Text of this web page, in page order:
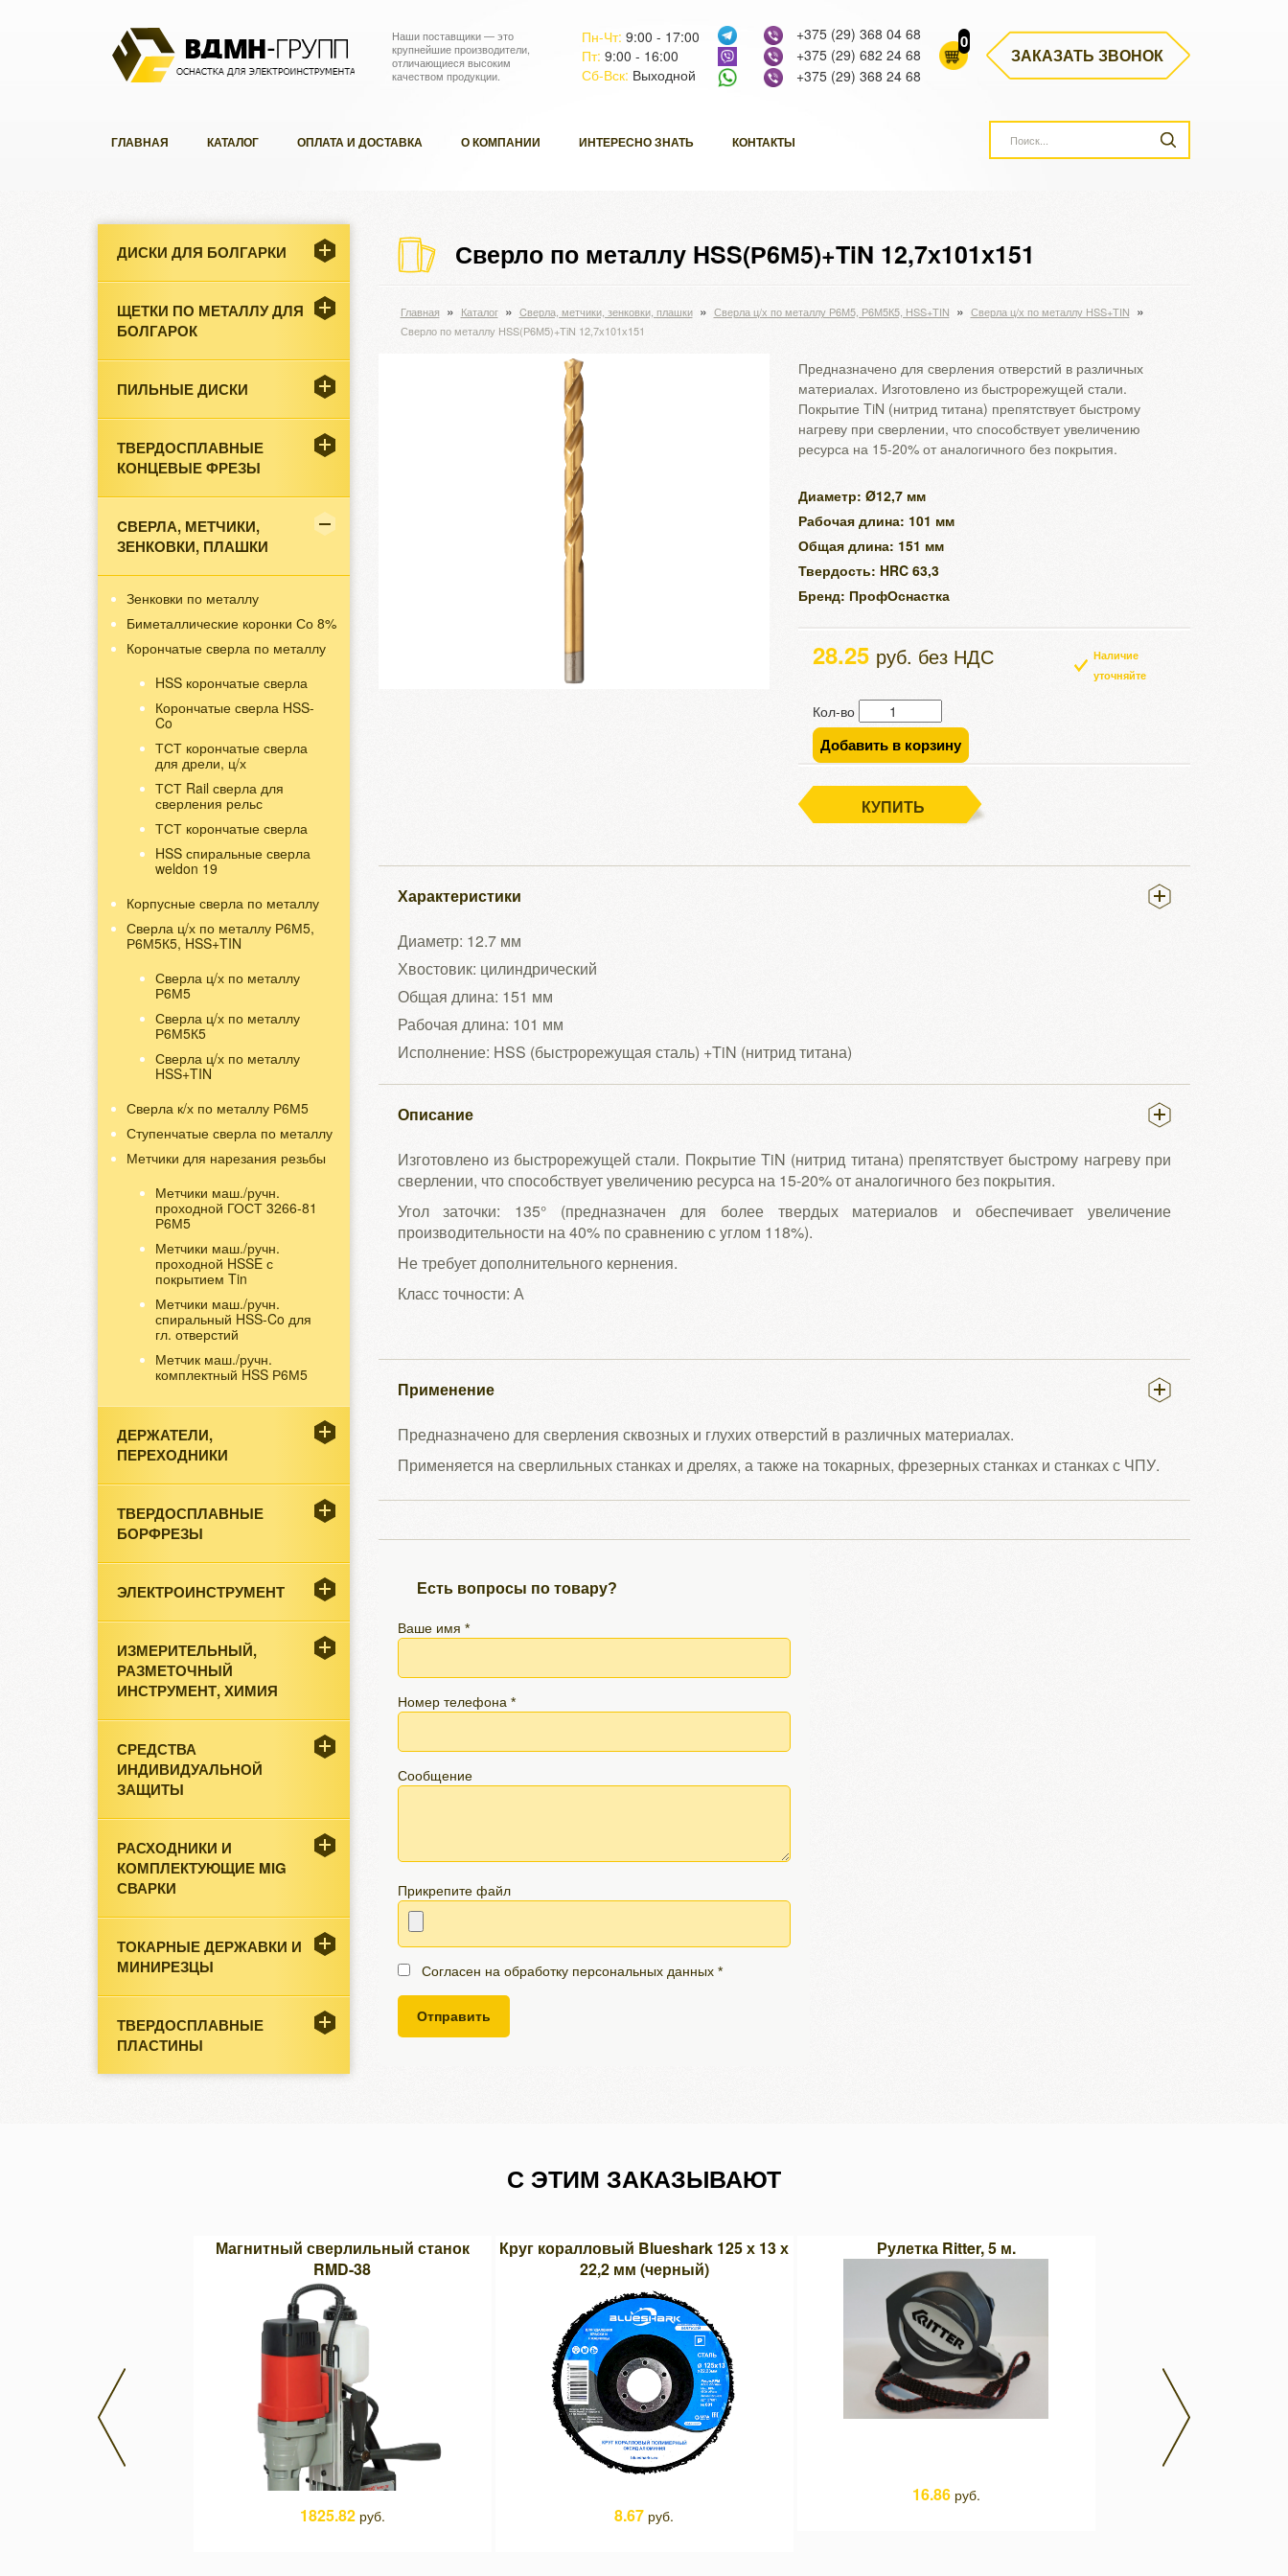
Наши поставщики — это
крупнейшие производители,
отличающиеся высоким
качеством продукции.
Пн-Чт: 9:00 - 17:00
Пт: 9:00 - 16:00
Сб-Вск: Выходной
+375 (29) 368 04 68
+375 (29) 682 24 68
+375 (29) 368 24 68
0
ЗАКАЗАТЬ ЗВОНОК
ГЛАВНАЯ КАТАЛОГ ОПЛАТА И ДОСТАВКА О КОМПАНИИ ИНТЕРЕСНО ЗНАТЬ КОНТАКТЫ
ДИСКИ ДЛЯ БОЛГАРКИ
ЩЕТКИ ПО МЕТАЛЛУ ДЛЯ
БОЛГАРОК
ПИЛЬНЫЕ ДИСКИ
ТВЕРДОСПЛАВНЫЕ
КОНЦЕВЫЕ ФРЕЗЫ
CВЕРЛА, МЕТЧИКИ,
ЗЕНКОВКИ, ПЛАШКИ
Зенковки по металлу
Биметаллические коронки Со 8%
Корончатые сверла по металлу
HSS корончатые сверла
Корончатые сверла HSS-
Co
ТСТ корончатые сверла
для дрели, ц/х
ТСТ Rail сверла для
сверления рельс
ТСТ корончатые сверла
HSS спиральные сверла
weldon 19
Корпусные сверла по металлу
Сверла ц/х по металлу Р6М5,
Р6М5К5, HSS+TIN
Сверла ц/х по металлу
Р6М5
Сверла ц/х по металлу
Р6М5К5
Сверла ц/х по металлу
HSS+TIN
Сверла к/х по металлу Р6М5
Ступенчатые сверла по металлу
Метчики для нарезания резьбы
Метчики маш./ручн.
проходной ГОСТ 3266-81
Р6М5
Метчики маш./ручн.
проходной HSSE с
покрытием Tin
Метчики маш./ручн.
спиральный HSS-Co для
гл. отверстий
Метчик маш./ручн.
комплектный HSS Р6М5
ДЕРЖАТЕЛИ,
ПЕРЕХОДНИКИ
ТВЕРДОСПЛАВНЫЕ
БОРФРЕЗЫ
ЭЛЕКТРОИНСТРУМЕНТ
ИЗМЕРИТЕЛЬНЫЙ,
РАЗМЕТОЧНЫЙ
ИНСТРУМЕНТ, ХИМИЯ
СРЕДСТВА
ИНДИВИДУАЛЬНОЙ
ЗАЩИТЫ
РАСХОДНИКИ И
КОМПЛЕКТУЮЩИЕ MIG
СВАРКИ
ТОКАРНЫЕ ДЕРЖАВКИ И
МИНИРЕЗЦЫ
ТВЕРДОСПЛАВНЫЕ
ПЛАСТИНЫ
Сверло по металлу HSS(Р6М5)+TiN 12,7х101х151
Главная » Каталог » Cверла, метчики, зенковки, плашки » Сверла ц/х по металлу Р6М5, Р6М5К5, HSS+TIN » Сверла ц/х по металлу HSS+TIN »
Сверло по металлу HSS(Р6М5)+TiN 12,7х101х151
Предназначено для сверления отверстий в различных
материалах. Изготовлено из быстрорежущей стали.
Покрытие TiN (нитрид титана) препятствует быстрому
нагреву при сверлении, что способствует увеличению
ресурса на 15-20% от аналогичного без покрытия.
Диаметр: Ø12,7 мм
Рабочая длина: 101 мм
Общая длина: 151 мм
Твердость: HRC 63,3
Бренд: ПрофОснастка
28.25 руб. без НДС
Наличие
уточняйте
Кол-во
Добавить в корзину
КУПИТЬ
Характеристики
Диаметр: 12.7 мм
Хвостовик: цилиндрический
Общая длина: 151 мм
Рабочая длина: 101 мм
Исполнение: HSS (быстрорежущая сталь) +TiN (нитрид титана)
Описание
Изготовлено из быстрорежущей стали. Покрытие TiN (нитрид титана) препятствует быстрому нагреву при
сверлении, что способствует увеличению ресурса на 15-20% от аналогичного без покрытия.
Угол заточки: 135° (предназначен для более твердых материалов и обеспечивает увеличение
производительности на 40% по сравнению с углом 118%).
Не требует дополнительного кернения.
Класс точности: А
Применение
Предназначено для сверления сквозных и глухих отверстий в различных материалах.
Применяется на сверлильных станках и дрелях, а также на токарных, фрезерных станках и станках с ЧПУ.
Есть вопросы по товару?
Ваше имя *
Номер телефона *
Сообщение
Прикрепите файл
Согласен на обработку персональных данных *
Отправить
С ЭТИМ ЗАКАЗЫВАЮТ
Магнитный сверлильный станок
RMD-38
1825.82 руб.
Круг коралловый Blueshark 125 х 13 х
22,2 мм (черный)
8.67 руб.
Рулетка Ritter, 5 м.
16.86 руб.